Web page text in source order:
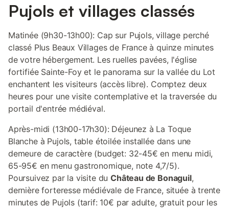
Pujols et villages classés
Matinée (9h30-13h00): Cap sur Pujols, village perché
classé Plus Beaux Villages de France à quinze minutes
de votre hébergement. Les ruelles pavées, l'église
fortifiée Sainte-Foy et le panorama sur la vallée du Lot
enchantent les visiteurs (accès libre). Comptez deux
heures pour une visite contemplative et la traversée du
portail d'entrée médiéval.
Après-midi (13h00-17h30): Déjeunez à La Toque
Blanche à Pujols, table étoilée installée dans une
demeure de caractère (budget: 32-45€ en menu midi,
65-95€ en menu gastronomique, note 4,7/5).
Poursuivez par la visite duChâteau de Bonaguil,
dernière forteresse médiévale de France, située à trente
minutes de Pujols (tarif: 10€ par adulte, gratuit pour les